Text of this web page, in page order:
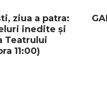
ziua a patra:
inedite și
Teatrului
11:00)